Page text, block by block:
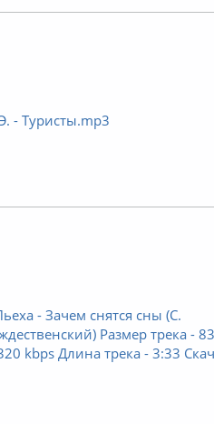
- Туристы.mp3
- Зачем снятся сны (С.
Размер трека -
kbps Длина трека - 3:33